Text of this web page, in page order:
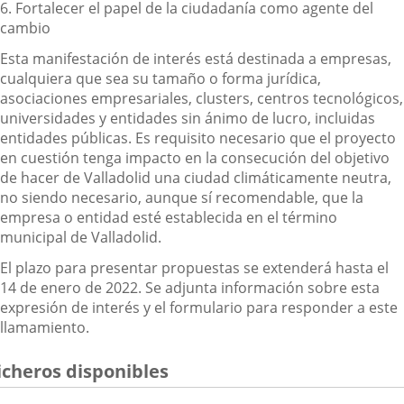
6. Fortalecer el papel de la ciudadanía como agente del
cambio
Esta manifestación de interés está destinada a empresas,
cualquiera que sea su tamaño o forma jurídica,
asociaciones empresariales, clusters, centros tecnológicos,
universidades y entidades sin ánimo de lucro, incluidas
entidades públicas. Es requisito necesario que el proyecto
en cuestión tenga impacto en la consecución del objetivo
de hacer de Valladolid una ciudad climáticamente neutra,
no siendo necesario, aunque sí recomendable, que la
empresa o entidad esté establecida en el término
municipal de Valladolid.
El plazo para presentar propuestas se extenderá hasta el
14 de enero de 2022. Se adjunta información sobre esta
expresión de interés y el formulario para responder a este
llamamiento.
disponibles